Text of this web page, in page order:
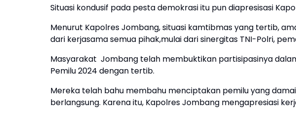
Situasi kondusif pada pesta demokrasi itu pun diapresisasi
Menurut Kapolres Jombang, situasi kamtibmas yang tertib,
dari kerjasama semua pihak,mulai dari sinergitas TNI-Polri,
Masyarakat Jombang telah membuktikan partisipasinya
Pemilu 2024 dengan tertib.
Mereka telah bahu membahu menciptakan pemilu yang
berlangsung. Karena itu, Kapolres Jombang mengapresiasi